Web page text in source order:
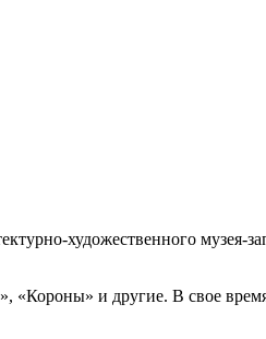
художественного музея-
и другие. В свое